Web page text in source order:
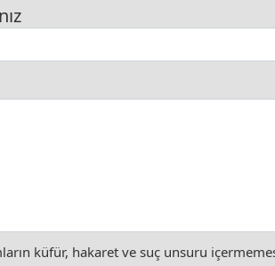
küfür, hakaret ve suç unsuru